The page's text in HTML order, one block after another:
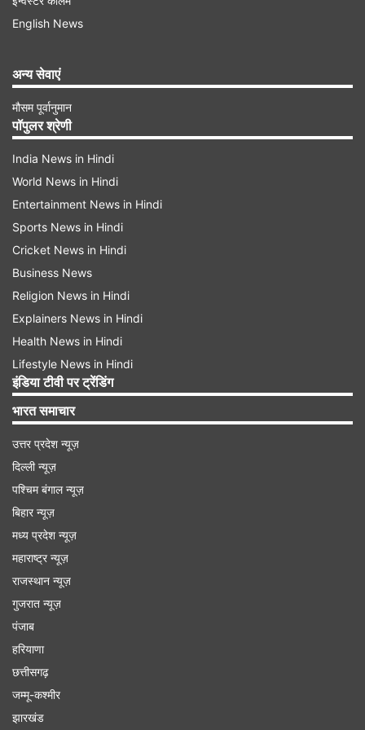
रणनीतिक वित्तीय निर्णय लेने का एक अच्छा समय है, खासकर
वृषभ:
वृषभ साप्ताहिक वित्त राशिफल इस राशि के जातकों के लिए
एक स्थिर और वित्तीय रूप से सुरक्षित सप्ताह की ओर इशारा
करता है। धन प्रबंधन की दिशा में आपका पूंजी निवेश सर्वोत्तम
रहेगा, क्योंकि आपको बचत और स्मार्ट निवेश के अवसर
मिथुन:
मिथुन साप्ताहिक वित्त राशिफल आपके वित्तीय संस्थानों के
लिए एक उपयुक्त सप्ताह की सिफारिश करता है। आपकी
त्वरित सोच और अनुकूलन क्षमता आपको स्मार्ट वित्तीय निर्णय
लेने में मदद करेगी। निवेश के नए अवसर तलाशने के लिए
तैयार रहें, लेकिन गहन शोध करना याद रखें।
कर्क:
English News
अन्य सेवाएं
मौसम पूर्वानुमान
पॉपुलर श्रेणी
India News in Hindi
World News in Hindi
Entertainment News in Hindi
Sports News in Hindi
Cricket News in Hindi
Business News
Religion News in Hindi
Explainers News in Hindi
Health News in Hindi
Lifestyle News in Hindi
इंडिया टीवी पर ट्रेंडिंग
भारत समाचार
उत्तर प्रदेश न्यूज़
दिल्ली न्यूज़
पश्चिम बंगाल न्यूज़
बिहार न्यूज़
मध्य प्रदेश न्यूज़
महाराष्ट्र न्यूज़
राजस्थान न्यूज़
गुजरात न्यूज़
पंजाब
हरियाणा
छत्तीसगढ़
जम्मू-कश्मीर
झारखंड